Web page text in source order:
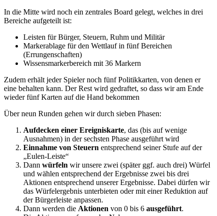
In die Mitte wird noch ein zentrales Board gelegt, welches in drei
Bereiche aufgeteilt ist:
Leisten für Bürger, Steuern, Ruhm und Militär
Markerablage für den Wettlauf in fünf Bereichen
(Errungenschaften)
Wissensmarkerbereich mit 36 Markern
Zudem erhält jeder Spieler noch fünf Politikkarten, von denen er
eine behalten kann. Der Rest wird gedraftet, so dass wir am Ende
wieder fünf Karten auf die Hand bekommen
Über neun Runden gehen wir durch sieben Phasen:
Aufdecken einer Ereigniskarte, das (bis auf wenige
Ausnahmen) in der sechsten Phase ausgeführt wird
Einnahme von Steuern entsprechend seiner Stufe auf der
„Eulen-Leiste“
Dann würfeln wir unsere zwei (später ggf. auch drei) Würfel
und wählen entsprechend der Ergebnisse zwei bis drei
Aktionen entsprechend unserer Ergebnisse. Dabei dürfen wir
das Würfelergebnis unterbieten oder mit einer Reduktion auf
der Bürgerleiste anpassen.
Dann werden die Aktionen von 0 bis 6 ausgeführt.